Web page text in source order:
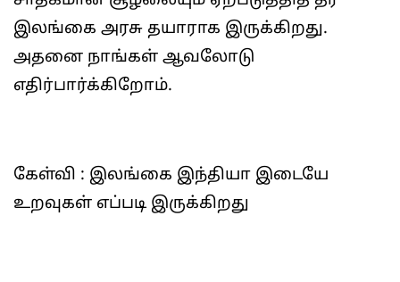
இலங்கை அரசு தயாராக இருக்கிறது.
அதனை நாங்கள் ஆவலோடு
எதிர்பார்க்கிறோம்.
கேள்வி : இலங்கை இந்தியா இடையே
உறவுகள் எப்படி இருக்கிறது